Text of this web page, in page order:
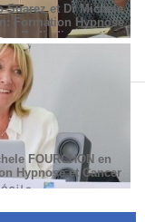
Suarez et Dr Michèle
Formation Hypnose
en Radiodiagnostic et
FOURCHON en
Hypnose et Cancer